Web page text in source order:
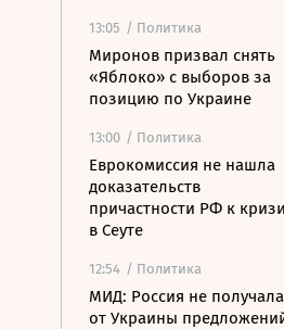
13:05 / Политика
Миронов призвал снять
«Яблоко» с выборов за
позицию по Украине
13:00 / Политика
Еврокомиссия не нашла
доказательств
причастности РФ к
в Сеуте
12:54 / Политика
МИД: Россия не получала
от Украины